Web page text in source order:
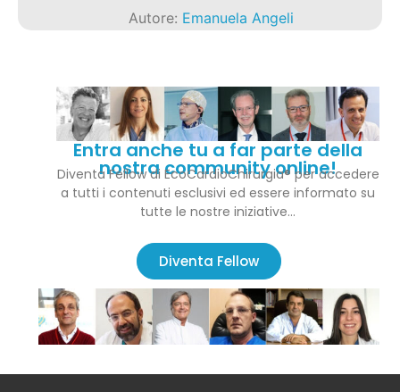
Autore: Emanuela Angeli
Entra anche tu a far parte della
nostra community online!
Diventa Fellow di EcoCardioChirurgia® per accedere
a tutti i contenuti esclusivi ed essere informato su
tutte le nostre iniziative…
Diventa Fellow